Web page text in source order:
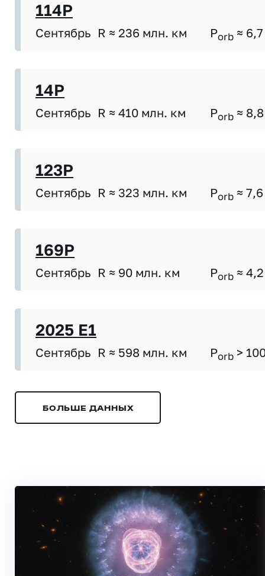
114P
Сентябрь R ≈ 236 млн. км Porb ≈ 6,7
14P
Сентябрь R ≈ 410 млн. км Porb ≈ 8,8
123P
Сентябрь R ≈ 323 млн. км Porb ≈ 7,6
169P
Сентябрь R ≈ 90 млн. км Porb ≈ 4,2
2025 E1
Сентябрь R ≈ 598 млн. км Porb >
БОЛЬШЕ ДАННЫХ